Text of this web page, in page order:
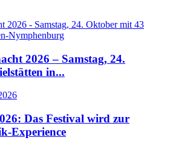
2026 – Samstag, 24.
in...
Das Festival wird zur
Experience